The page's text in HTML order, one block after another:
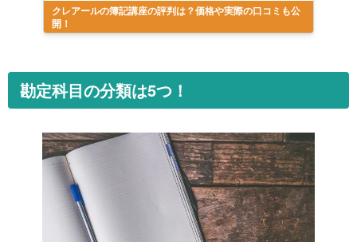
クレアールの簿記講座の評判は？価格や実際の口コミも公
開！
勘定科目の分類は5つ！